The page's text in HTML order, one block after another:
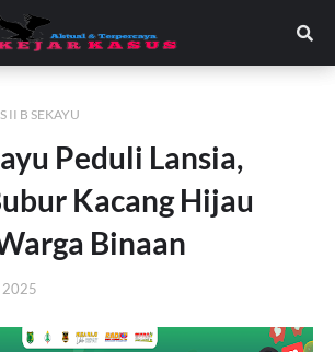
II B SEKAYU
Peduli Lansia,
Kacang Hijau
Binaan
2025